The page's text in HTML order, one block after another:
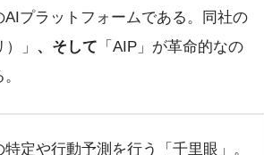
プラットフォームである。同社の
」 、そして 「AIP」が革命的なの
定や行動予測を行う「千里眼」。